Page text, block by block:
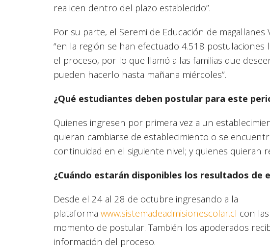
realicen dentro del plazo establecido’’.
Por su parte, el Seremi de Educación de
“en la región se han efectuado 4.518 postulaciones
el proceso, por lo que llamó a las familias que
pueden hacerlo hasta mañana miércoles”.
¿Qué estudiantes deben postular para este
Quienes ingresen por primera vez a un
quieran cambiarse de establecimiento o se
continuidad en el siguiente nivel; y quienes quieran
¿Cuándo estarán disponibles los resultados de
Desde el 24 al 28 de octubre ingresando a la
plataformawww.sistemadeadmisionescolar.cl con
momento de postular. También los apoderados
información del proceso.